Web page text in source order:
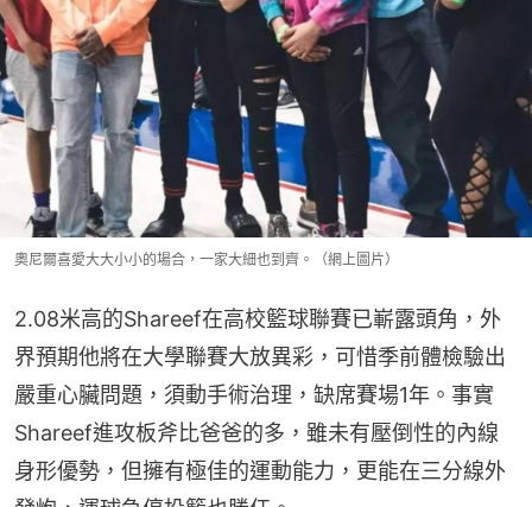
奧尼爾喜愛大大小小的場合，一家大細也到齊。（網上圖片）
2.08米高的Shareef在高校籃球聯賽已嶄露頭角，外
界預期他將在大學聯賽大放異彩，可惜季前體檢驗出
嚴重心臟問題，須動手術治理，缺席賽場1年。事實
Shareef進攻板斧比爸爸的多，雖未有壓倒性的內線
身形優勢，但擁有極佳的運動能力，更能在三分線外